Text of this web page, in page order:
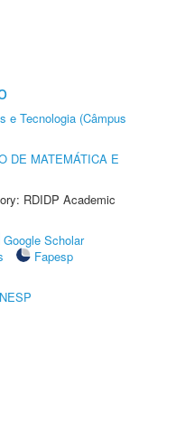
e Tecnologia (Câmpus
DE MATEMÁTICA E
RDIDP Academic
Google Scholar
Fapesp